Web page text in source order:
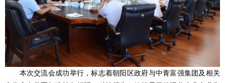
本次交流会成功举行，标志着朝阳区政府与中青富强集团及相关